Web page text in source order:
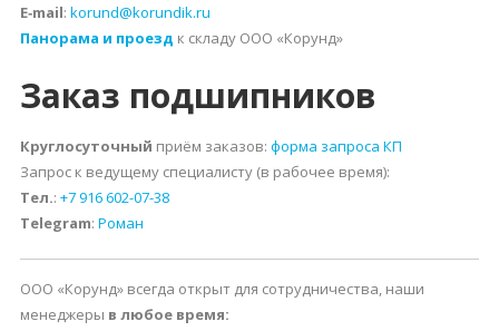
E‑mail: korund@korundik.ru
Панорама и проезд к складу ООО «Корунд»
Заказ подшипников
Круглосуточный приём заказов: форма запроса КП
Запрос к ведущему специалисту (в рабочее время):
Тел.: +7 916 602-07-38
Telegram: Роман
ООО «Корунд» всегда открыт для сотрудничества, наши
менеджеры в любое время: